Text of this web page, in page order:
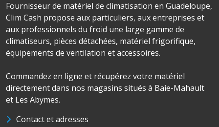
Fournisseur de matériel de climatisation en Guadeloupe,
Clim Cash propose aux particuliers, aux entreprises et
aux professionnels du froid une large gamme de
climatiseurs, pièces détachées, matériel frigorifique,
équipements de ventilation et accessoires.
Commandez en ligne et récupérez votre matériel
directement dans nos magasins situés à Baie-Mahault
et Les Abymes.
Contact et adresses